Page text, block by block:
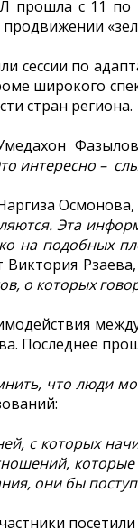
с 11 по
продвижении
сессии по
широкого
стран региона.
интересно –
Осмонова,
Эта
на подобных
Виктория
о которых
Последнее
что люди
с которых
они бы